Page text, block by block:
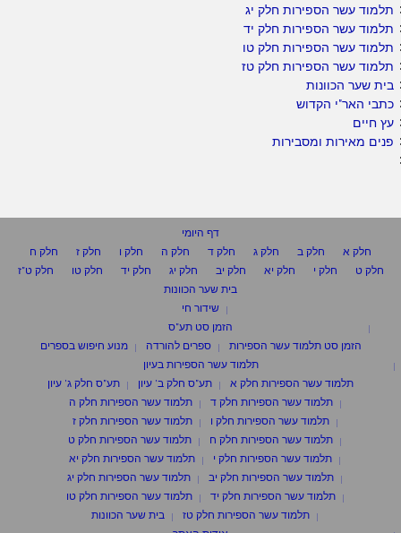
תלמוד עשר הספירות חלק יג
תלמוד עשר הספירות חלק יד
תלמוד עשר הספירות חלק טו
תלמוד עשר הספירות חלק טז
בית שער הכוונות
כתבי האר"י הקדוש
עץ חיים
פנים מאירות ומסבירות
דף היומי
חלק א
חלק ב חלק ג חלק ד חלק ה חלק ו חלק ז
חלק ח
חלק ט
חלק י חלק יא חלק יב חלק יג חלק יד חלק טו
חלק ט"ז
בית שער הכוונות
שידור חי
הזמן סט תע"ס
הזמן סט תלמוד עשר הספירות
ספרים להורדה
מנוע חיפוש בספרים
תלמוד עשר הספירות בעיון
תלמוד עשר הספירות חלק א
תע"ס חלק ב' עיון
תע"ס חלק ג' עיון
תלמוד עשר הספירות חלק ד
תלמוד עשר הספירות חלק ה
תלמוד עשר הספירות חלק ו
תלמוד עשר הספירות חלק ז
תלמוד עשר הספירות חלק ח
תלמוד עשר הספירות חלק ט
תלמוד עשר הספירות חלק י
תלמוד עשר הספירות חלק יא
תלמוד עשר הספירות חלק יב
תלמוד עשר הספירות חלק יג
תלמוד עשר הספירות חלק יד
תלמוד עשר הספירות חלק טו
תלמוד עשר הספירות חלק טז
בית שער הכוונות